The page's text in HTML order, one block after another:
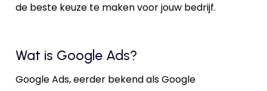
de beste keuze te maken voor jouw bedrijf.
Wat is Google Ads?
Google Ads, eerder bekend als Google